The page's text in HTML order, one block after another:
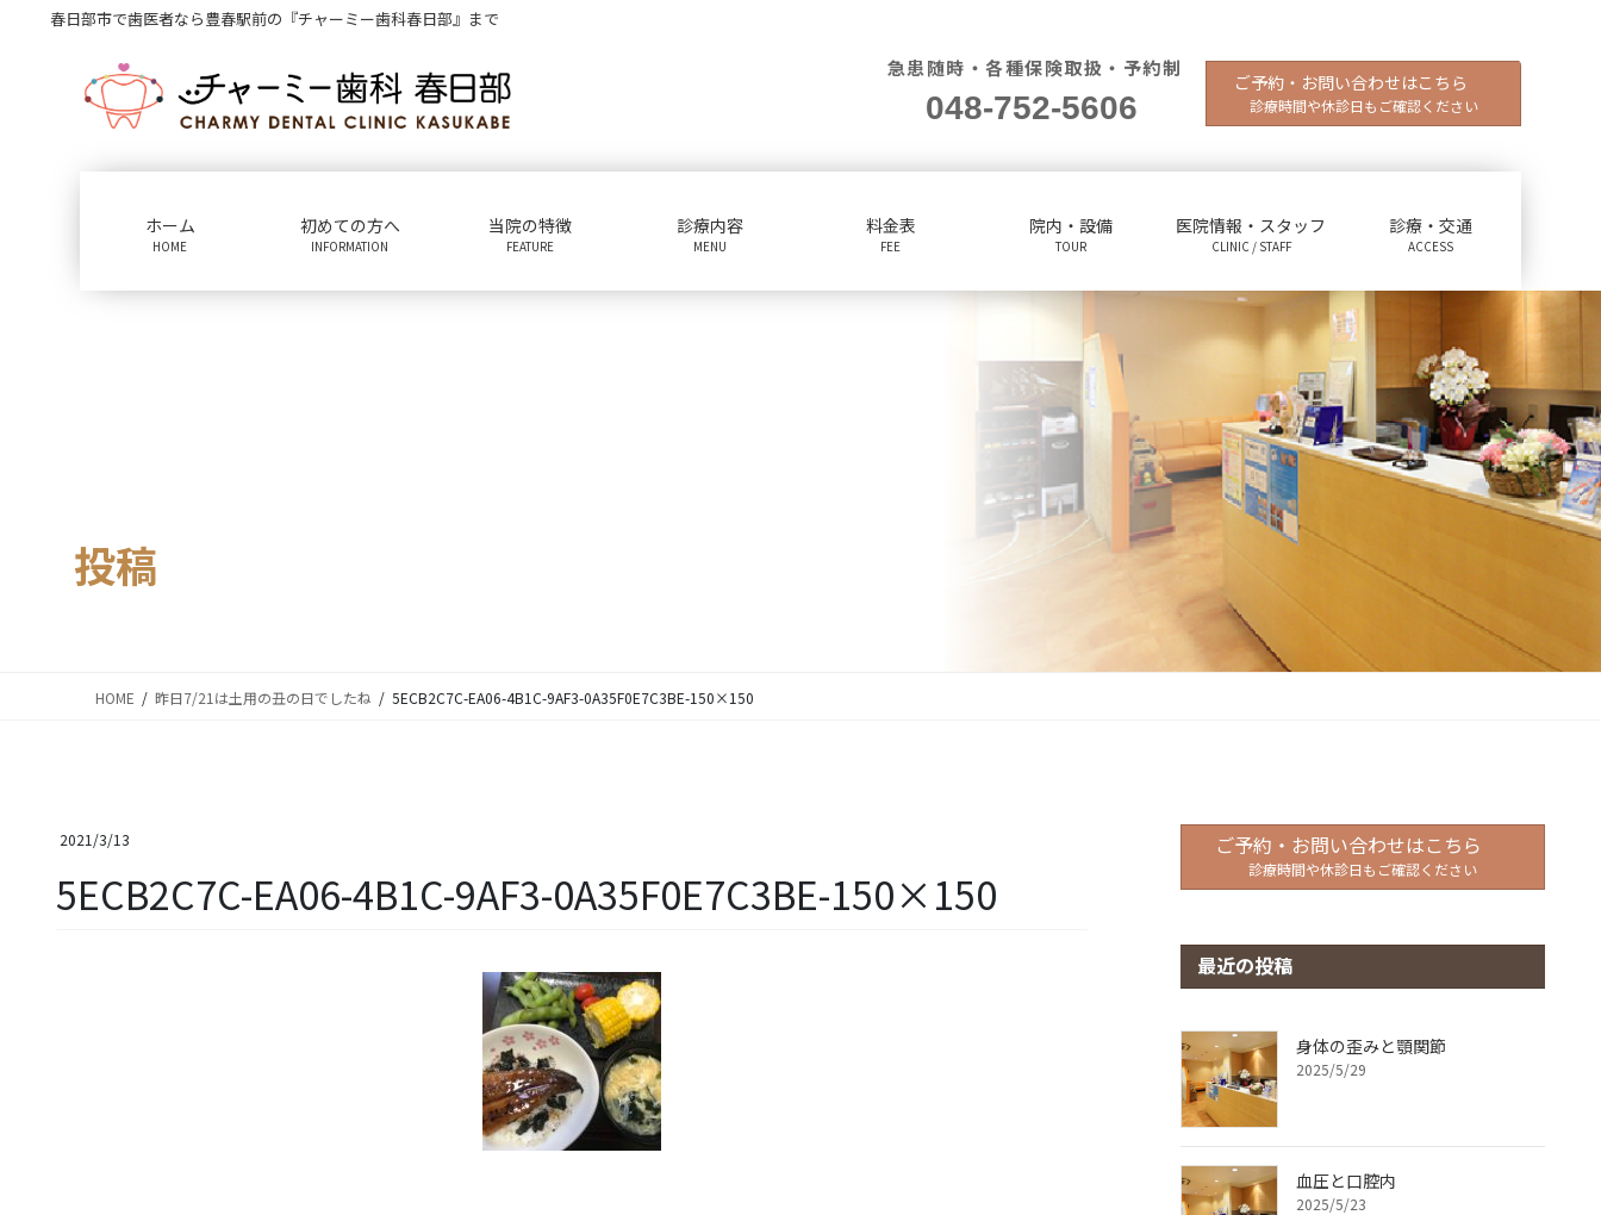
春日部市で歯医者なら豊春駅前の『チャーミー歯科春日部』まで
急患随時・各種保険取扱・予約制
048-752-5606
ご予約・お問い合わせはこちら
診療時間や休診日もご確認ください
ホーム
HOME
初めての方へ
INFORMATION
当院の特徴
FEATURE
診療内容
MENU
料金表
FEE
院内・設備
TOUR
医院情報・スタッフ
CLINIC / STAFF
診療・交通
ACCESS
投稿
HOME 昨日7/21は土用の丑の日でしたね 5ECB2C7C-EA06-4B1C-9AF3-0A35F0E7C3BE-150×150
2021/3/13
5ECB2C7C-EA06-4B1C-9AF3-0A35F0E7C3BE-150×150
ご予約・お問い合わせはこちら
診療時間や休診日もご確認ください
最近の投稿
身体の歪みと顎関節
2025/5/29
血圧と口腔内
2025/5/23